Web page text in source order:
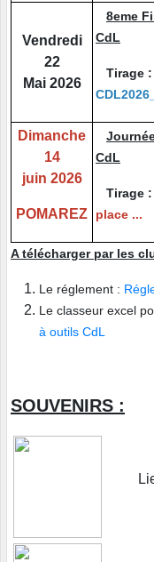
Vendredi
22
Mai 2026
8eme
CdL
Tirage :
Dimanche
14
juin 2026
POMAREZ
CdL
Tirage :
place ...
A télécharger par les
Le réglement :
Le classeur excel
à outils CdL
SOUVENIRS :